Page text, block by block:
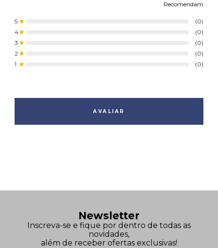
Recomendam
5
(0)
4
(0)
3
(0)
2
(0)
1
(0)
AVALIAR
Newsletter
Inscreva-se e fique por dentro de todas as
novidades,
além de receber ofertas exclusivas!